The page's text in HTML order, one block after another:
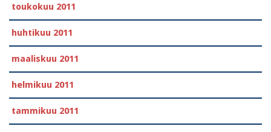
toukokuu 2011
huhtikuu 2011
maaliskuu 2011
helmikuu 2011
tammikuu 2011